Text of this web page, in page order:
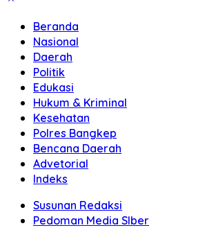
Beranda
Nasional
Daerah
Politik
Edukasi
Hukum & Kriminal
Kesehatan
Polres Bangkep
Bencana Daerah
Advetorial
Indeks
Susunan Redaksi
Pedoman Media SIber